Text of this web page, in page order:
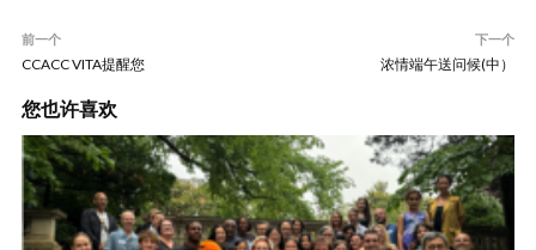
前一个
CCACC VITA提醒您
下一个
浓情端午送问候(中）
您也许喜欢